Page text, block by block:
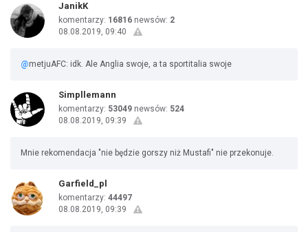
JanikK
komentarzy: 16816 newsów: 2
08.08.2019, 09:40
@metjuAFC: idk. Ale Anglia swoje, a ta sportitalia swoje
Simpllemann
komentarzy: 53049 newsów: 524
08.08.2019, 09:39
Mnie rekomendacja "nie będzie gorszy niż Mustafi" nie przekonuje.
Garfield_pl
komentarzy: 44497
08.08.2019, 09:39